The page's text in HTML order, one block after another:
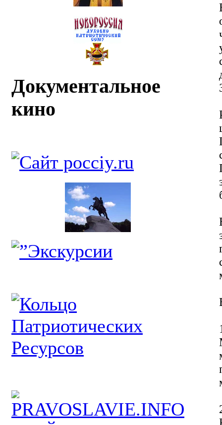
Документальное
кино